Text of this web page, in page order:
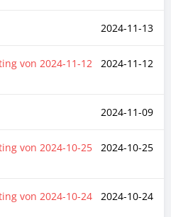
2024-11-13
2024-11-12
von 2024-11-12
2024-11-09
2024-10-25
von 2024-10-25
2024-10-24
von 2024-10-24